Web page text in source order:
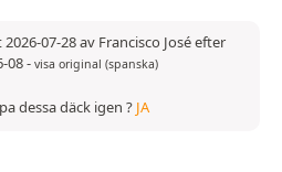
07-28 av Francisco José efter
08- visa original (spanska)
dessa däck igen ? JA